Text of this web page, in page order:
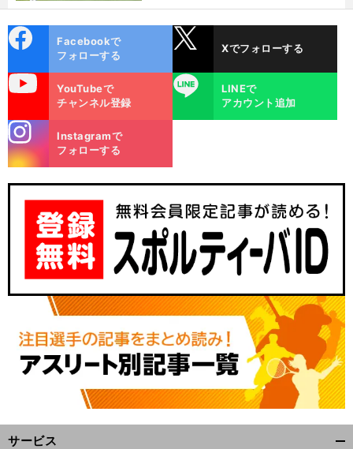
ok
Facebookで
フォローする
Xでフォローする
YouTubeで
チャンネル登録
LINE
LINEで
アカウント追加
m
Instagramで
フォローする
サービス